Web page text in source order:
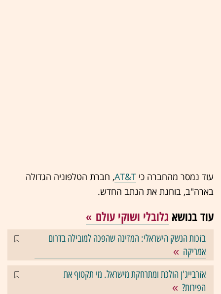
עוד נמסר מהחברה כי AT&T, חברת הטלפוניה הגדולה
בארה"ב, בוחנת את הנתב החדש.
עוד בנושא גלובלי ושוקי עולם
בזכות הנשק הישראלי: המדינה שהפכה למובילה בדרום
אמריקה
אזרבייג'ן הולכת ומתרחקת מישראל. מי תקטוף את
הפירות?